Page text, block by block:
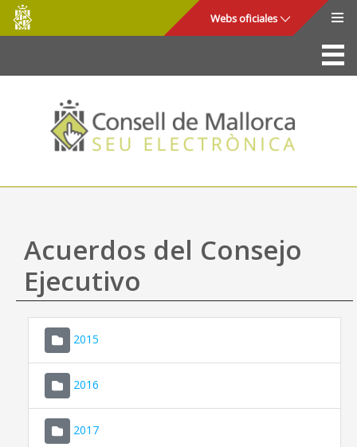
Saltar al contenido principal
Consell
de
Mallorca
Webs oficiales
La Sede
Consejo de Mallorca
Acceso y seguridad
Utilidades
Mapa web
Ayuda
Acuerdos del Consejo
Ejecutivo
2015
2016
2017